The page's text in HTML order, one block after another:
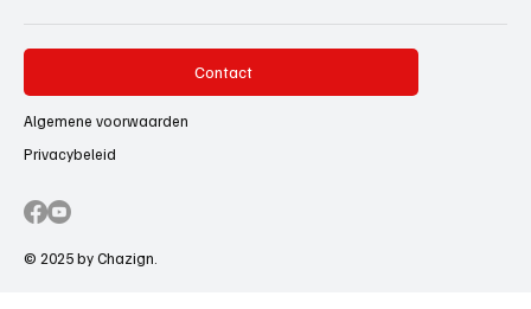
Contact
Algemene voorwaarden
Privacybeleid
© 2025 by Chazign.